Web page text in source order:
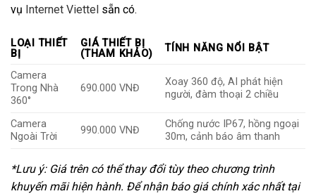
vụ Internet Viettel sẵn có.
LOẠI THIẾT
BỊ
GIÁ THIẾT BỊ
(THAM KHẢO)
TÍNH NĂNG NỔI BẬT
Camera
Trong Nhà
360°
690.000 VNĐ
Xoay 360 độ, AI phát hiện
người, đàm thoại 2 chiều
Camera
Ngoài Trời
990.000 VNĐ
Chống nước IP67, hồng ngoại
30m, cảnh báo âm thanh
*Lưu ý: Giá trên có thể thay đổi tùy theo chương trình
khuyến mãi hiện hành. Để nhận báo giá chính xác nhất tại